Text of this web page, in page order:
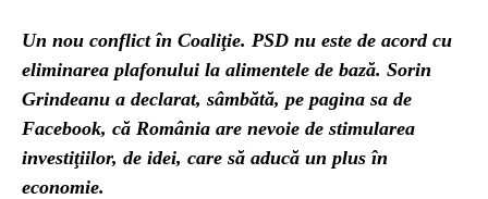
Un nou conflict în Coaliţie. PSD nu este de acord cu
eliminarea plafonului la alimentele de bază. Sorin
Grindeanu a declarat, sâmbătă, pe pagina sa de
Facebook, că România are nevoie de stimularea
investiţiilor, de idei, care să aducă un plus în
economie.